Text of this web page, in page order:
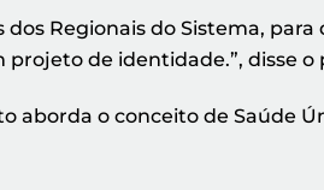
Regionais do Sistema,
de identidade.”, disse o
aborda o conceito de Saúde